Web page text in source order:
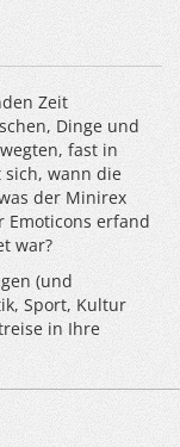
Zeit
Dinge und
fast in
sich, wann die
der Minirex
Emoticons erfand
war?
(und
Sport, Kultur
in Ihre